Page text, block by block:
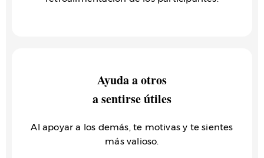
Ayuda a otros
a sentirse útiles
Al apoyar a los demás, te motivas y te sientes
más valioso.